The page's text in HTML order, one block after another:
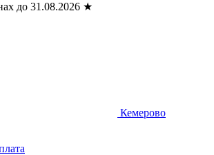
до 31.08.2026 ★
Кемерово